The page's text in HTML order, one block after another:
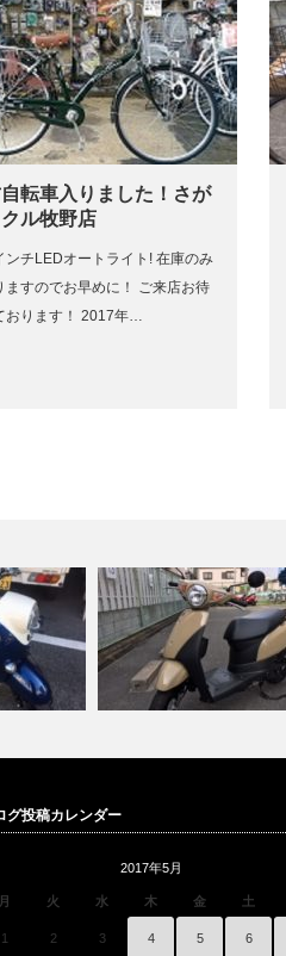
転車入りました！さが
ル牧野店
ンチLEDオートライト! 在庫のみ
ますのでお早めに！ ご来店お待
おります！ 2017年…
グ投稿カレンダー
2017年5月
月 火 水 木 金 土
1 2 3 4 5 6